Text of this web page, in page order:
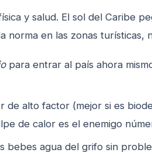
y salud. El sol del Caribe
norma en las zonas turísticas,
para entrar al país ahora
de alto factor (mejor si es
de calor es el enemigo
bebes agua del grifo sin